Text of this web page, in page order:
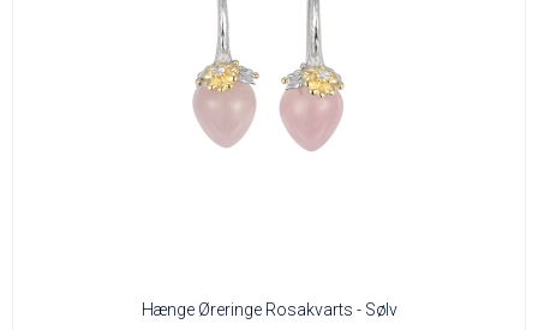
Hænge Øreringe Rosakvarts - Sølv